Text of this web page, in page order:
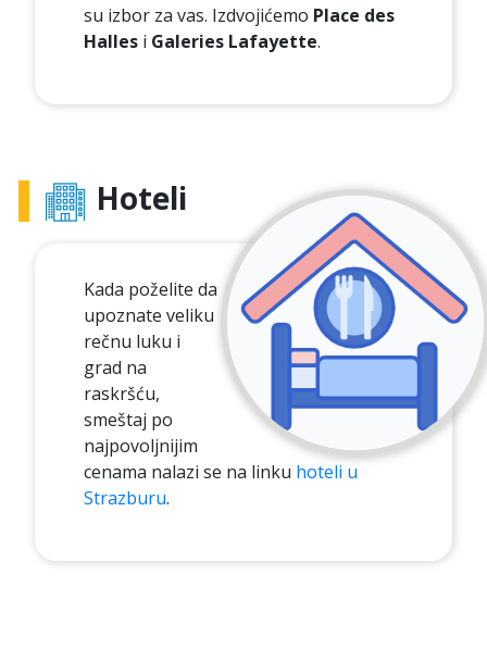
su izbor za vas. Izdvojićemo Place des
Halles i Galeries Lafayette.
Hoteli
Kada poželite da
upoznate veliku
rečnu luku i
grad na
raskršću,
smeštaj po
najpovoljnijim
cenama nalazi se na linku hoteli u
Strazburu.